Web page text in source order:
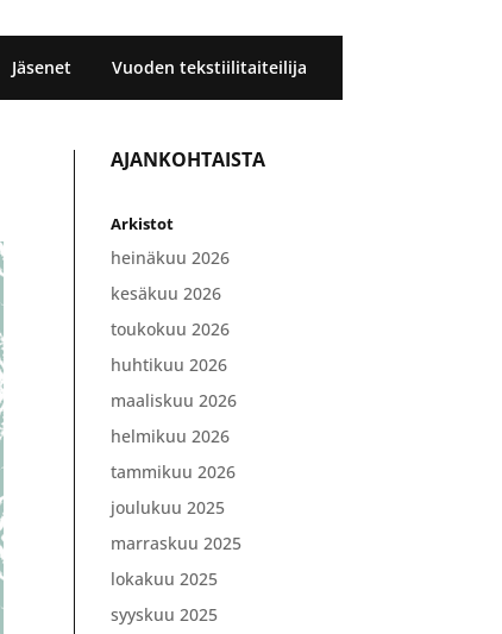
Jäsenet Vuoden tekstiilitaiteilija
AJANKOHTAISTA
Arkistot
heinäkuu 2026
kesäkuu 2026
toukokuu 2026
huhtikuu 2026
maaliskuu 2026
helmikuu 2026
tammikuu 2026
joulukuu 2025
marraskuu 2025
lokakuu 2025
syyskuu 2025